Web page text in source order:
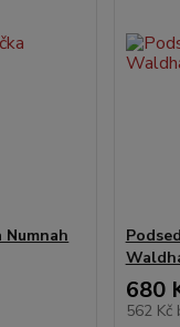
680
562 Kč